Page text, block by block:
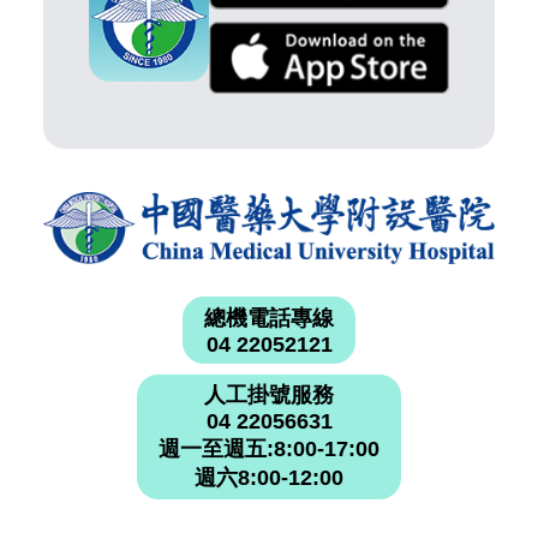
總機電話專線
04 22052121
人工掛號服務
04 22056631
週一至週五:8:00-17:00
週六8:00-12:00